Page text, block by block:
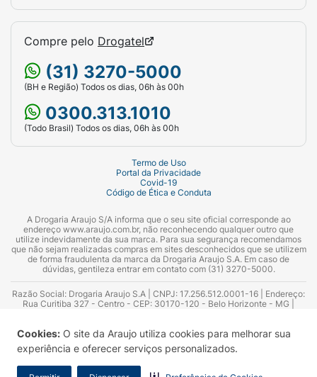
Cookies: O site da Araujo utiliza cookies para melhorar sua
experiência e oferecer serviços personalizados.
Compre pelo Drogatel
(31) 3270-5000
(BH e Região) Todos os dias, 06h às 00h
0300.313.1010
(Todo Brasil) Todos os dias, 06h às 00h
Termo de Uso
Portal da Privacidade
Covid-19
Código de Ética e Conduta
A Drogaria Araujo S/A informa que o seu site oficial corresponde ao
endereço www.araujo.com.br, não reconhecendo qualquer outro que
utilize indevidamente da sua marca. Para sua segurança recomendamos
que não sejam realizadas compras em sites desconhecidos que se utilizem
de forma fraudulenta da marca da Drogaria Araujo S.A. Em caso de
dúvidas, gentileza entrar em contato com (31) 3270-5000.
Razão Social: Drogaria Araujo S.A | CNPJ: 17.256.512.0001-16 | Endereço:
Rua Curitiba 327 - Centro - CEP: 30170-120 - Belo Horizonte - MG |
Azevedo Guimarães – CRF 10.965 | Yasmin Silva Alvarenga – CRF 52.584 -
Consultor substituto: Thiago Aguiar Pinheiro - CRF Nº 13.748. Alvará
Sanitário: 2025020713 | Autorização de Funcionamento da Empresa (AFE):